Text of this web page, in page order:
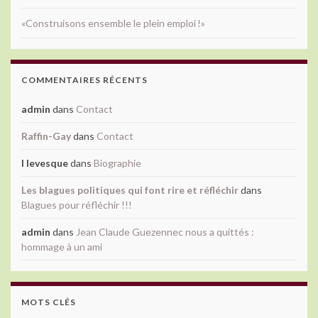
«Construisons ensemble le plein emploi !»
COMMENTAIRES RÉCENTS
admin dans Contact
Raffin-Gaydans Contact
l levesquedans Biographie
Les blagues politiques qui font rire et réfléchirdans
Blagues pour réfléchir !!!
admin dans Jean Claude Guezennec nous a quittés :
hommage à un ami
MOTS CLÉS